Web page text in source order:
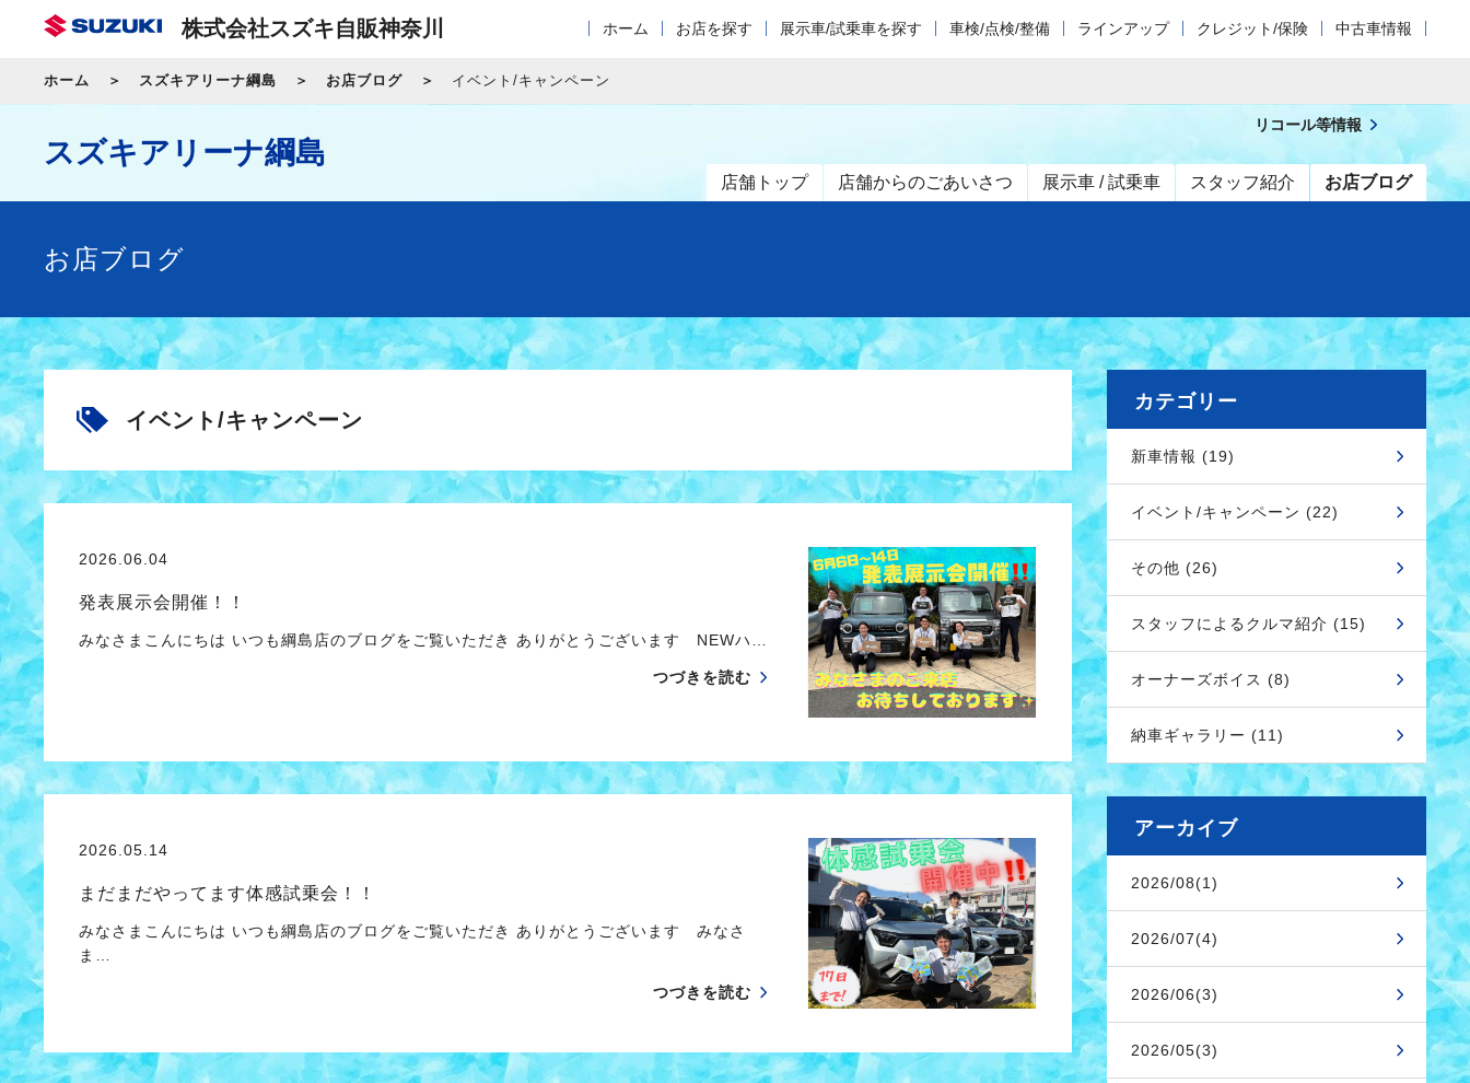
株式会社スズキ自販神奈川 ホーム お店を探す 展示車/試乗車を探す 車検/点検/整備 ラインアップ クレジット/保険 中古車情報
ホーム スズキアリーナ綱島 お店ブログ イベント/キャンペーン
スズキアリーナ綱島
店舗トップ 店舗からのごあいさつ 展示車 / 試乗車 スタッフ紹介 お店ブログ
リコール等情報
お店ブログ
イベント/キャンペーン
2026.06.04
発表展示会開催！！
みなさまこんにちは いつも綱島店のブログをご覧いただき ありがとうございます NEWハ…
つづきを読む
2026.05.14
まだまだやってます体感試乗会！！
みなさまこんにちは いつも綱島店のブログをご覧いただき ありがとうございます みなさ
ま…
つづきを読む
カテゴリー
新車情報 (19)
イベント/キャンペーン (22)
その他 (26)
スタッフによるクルマ紹介 (15)
オーナーズボイス (8)
納車ギャラリー (11)
アーカイブ
2026/08(1)
2026/07(4)
2026/06(3)
2026/05(3)